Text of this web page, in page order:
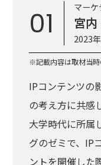
01 マー
宮内
2023
※記載内容は取材当時
IPコンテンツの
の考え方に共感
大学時代に所属
グのゼミで、IP
ントを開催した